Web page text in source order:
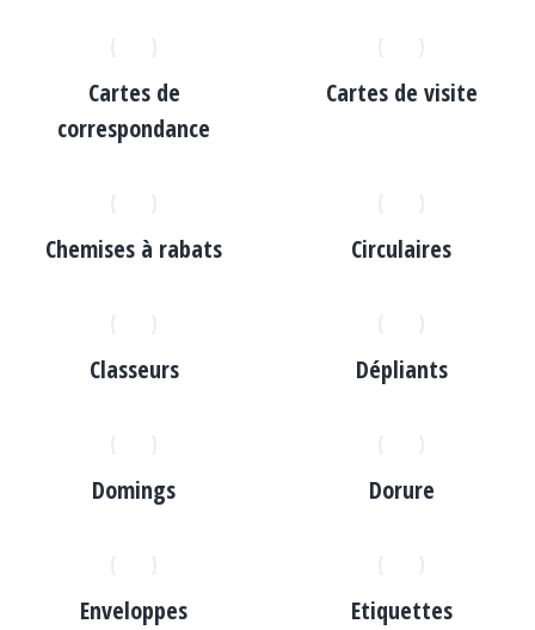
Cartes de
correspondance
Cartes de visite
Chemises à rabats Circulaires
Classeurs Dépliants
Domings Dorure
Enveloppes Etiquettes